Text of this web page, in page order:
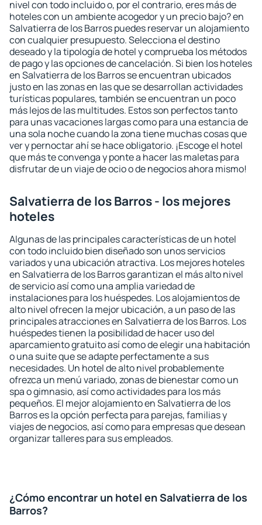
nivel con todo incluido o, por el contrario, eres más de
hoteles con un ambiente acogedor y un precio bajo? en
Salvatierra de los Barros puedes reservar un alojamiento
con cualquier presupuesto. Selecciona el destino
deseado y la tipología de hotel y comprueba los métodos
de pago y las opciones de cancelación. Si bien los hoteles
en Salvatierra de los Barros se encuentran ubicados
justo en las zonas en las que se desarrollan actividades
turísticas populares, también se encuentran un poco
más lejos de las multitudes. Estos son perfectos tanto
para unas vacaciones largas como para una estancia de
una sola noche cuando la zona tiene muchas cosas que
ver y pernoctar ahí se hace obligatorio. ¡Escoge el hotel
que más te convenga y ponte a hacer las maletas para
disfrutar de un viaje de ocio o de negocios ahora mismo!
Salvatierra de los Barros - los mejores
hoteles
Algunas de las principales características de un hotel
con todo incluido bien diseñado son unos servicios
variados y una ubicación atractiva. Los mejores hoteles
en Salvatierra de los Barros garantizan el más alto nivel
de servicio así como una amplia variedad de
instalaciones para los huéspedes. Los alojamientos de
alto nivel ofrecen la mejor ubicación, a un paso de las
principales atracciones en Salvatierra de los Barros. Los
huéspedes tienen la posibilidad de hacer uso del
aparcamiento gratuito así como de elegir una habitación
o una suite que se adapte perfectamente a sus
necesidades. Un hotel de alto nivel probablemente
ofrezca un menú variado, zonas de bienestar como un
spa o gimnasio, así como actividades para los más
pequeños. El mejor alojamiento en Salvatierra de los
Barros es la opción perfecta para parejas, familias y
viajes de negocios, así como para empresas que desean
organizar talleres para sus empleados.
¿Cómo encontrar un hotel en Salvatierra de los
Barros?